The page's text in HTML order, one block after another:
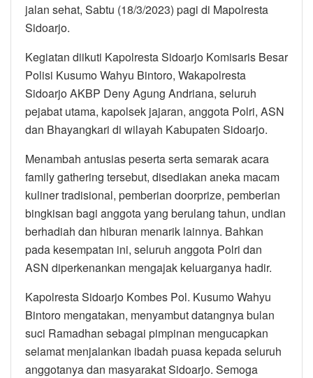
jalan sehat, Sabtu (18/3/2023) pagi di Mapolresta
Sidoarjo.
Kegiatan diikuti Kapolresta Sidoarjo Komisaris Besar
Polisi Kusumo Wahyu Bintoro, Wakapolresta
Sidoarjo AKBP Deny Agung Andriana, seluruh
pejabat utama, kapolsek jajaran, anggota Polri, ASN
dan Bhayangkari di wilayah Kabupaten Sidoarjo.
Menambah antusias peserta serta semarak acara
family gathering tersebut, disediakan aneka macam
kuliner tradisional, pemberian doorprize, pemberian
bingkisan bagi anggota yang berulang tahun, undian
berhadiah dan hiburan menarik lainnya. Bahkan
pada kesempatan ini, seluruh anggota Polri dan
ASN diperkenankan mengajak keluarganya hadir.
Kapolresta Sidoarjo Kombes Pol. Kusumo Wahyu
Bintoro mengatakan, menyambut datangnya bulan
suci Ramadhan sebagai pimpinan mengucapkan
selamat menjalankan ibadah puasa kepada seluruh
anggotanya dan masyarakat Sidoarjo. Semoga